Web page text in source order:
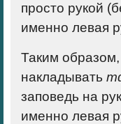
просто рукой
именно левая
Таким образом,
накладывать
заповедь на
именно левая